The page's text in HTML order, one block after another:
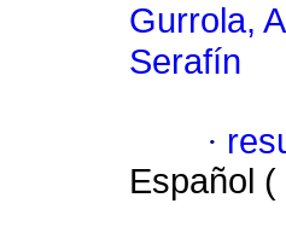
Gurrola,
Serafín
·
Español (